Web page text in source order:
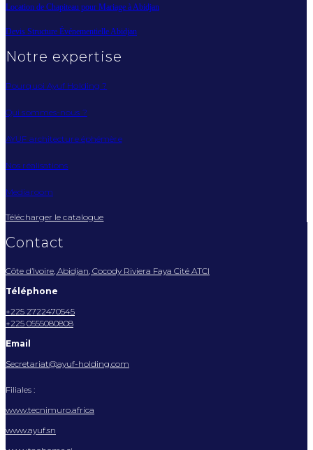
Location de Chapiteau pour Mariage à Abidjan
Devis Structure Événementielle Abidjan
Notre expertise
Pourquoi Ayuf Holding ?
Qui sommes-nous ?
AYUF architecture éphémère
Nos réalisations
Mediaroom
Télécharger le catalogue
Contact
Côte d’Ivoire, Abidjan, Cocody Riviera Faya Cité ATCI
Téléphone
+225 2722470545
+225 0555080808
Email
Secretariat@ayuf-holding.com
Filiales :
www.tecnimuro.africa
www.ayuf.sn